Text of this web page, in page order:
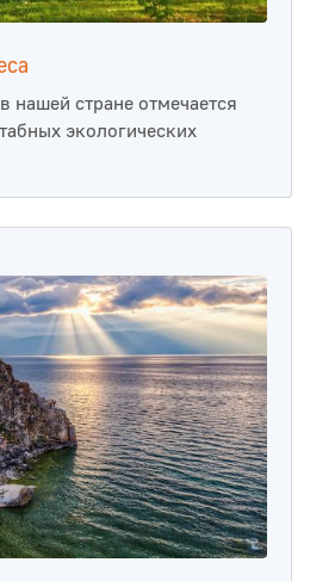
нашей стране отмечается
экологических